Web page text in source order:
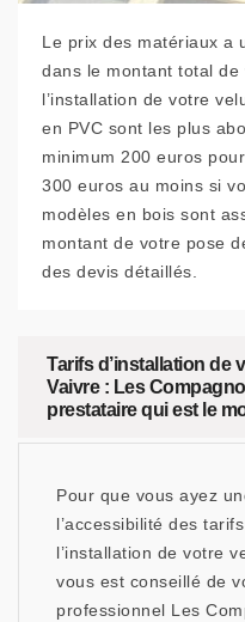
Le prix des matériaux a
dans le montant total
l’installation de votre
en PVC sont les plus
minimum 200 euros
300 euros au moins si
modèles en bois sont
montant de votre pose
des devis détaillés.
Tarifs d’installation de
Vaivre : Les
prestataire qui est le
Pour que vous ayez
l’accessibilité des
l’installation de votre
vous est conseillé de
professionnel Les